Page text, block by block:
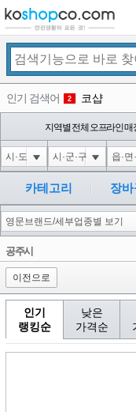
인기 검색어 2 코샵
3 익스
4 미끄럼방지
5 대성설렁탕
6 1'"
1
지역별 전체 오프라인
카테고리 장바
공주시
이전으로
인기
랭킹순
낮은
가격순